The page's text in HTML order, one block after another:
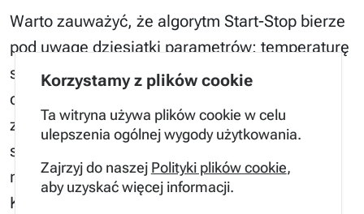
Korzystamy z plików cookie
Ta witryna używa plików cookie w celu
ulepszenia ogólnej wygody użytkowania.
Zajrzyj do naszej Polityki plików cookie,
aby uzyskać więcej informacji.
Warto zauważyć, że algorytm Start-Stop bierze
pod uwagę dziesiątki parametrów: temperaturę
silnika, stan naładowania akumulatora,
ciśnienie w układzie hamulcowym oraz
zapotrzebowanie na chłodzenie kabiny. Jeśli
system uznaje, że zgaszenie silnika byłoby
niekorzystne, po prostu go nie wyłączy.
Kontrargumentem jest dyskomfort związany z